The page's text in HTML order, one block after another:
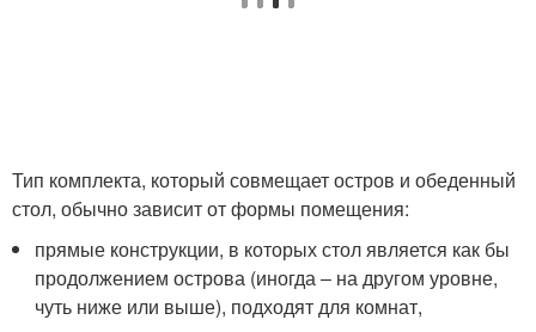
Тип комплекта, который совмещает остров и обеденный
стол, обычно зависит от формы помещения:
прямые конструкции, в которых стол является как бы
продолжением острова (иногда ‒ на другом уровне,
чуть ниже или выше), подходят для комнат,